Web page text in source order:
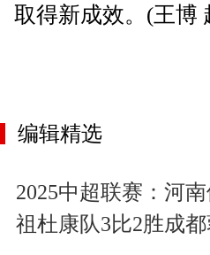
取得新成效。(王博
编辑精选
2025中超联赛：河
祖杜康队3比2胜成